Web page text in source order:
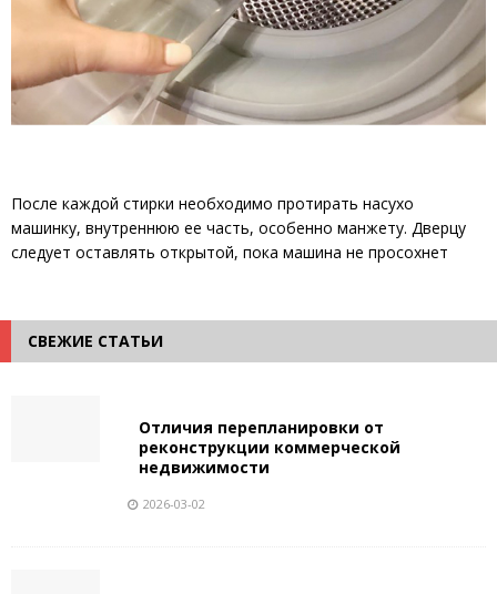
После каждой стирки необходимо протирать насухо
машинку, внутреннюю ее часть, особенно манжету. Дверцу
следует оставлять открытой, пока машина не просохнет
СВЕЖИЕ СТАТЬИ
Отличия перепланировки от
реконструкции коммерческой
недвижимости
2026-03-02